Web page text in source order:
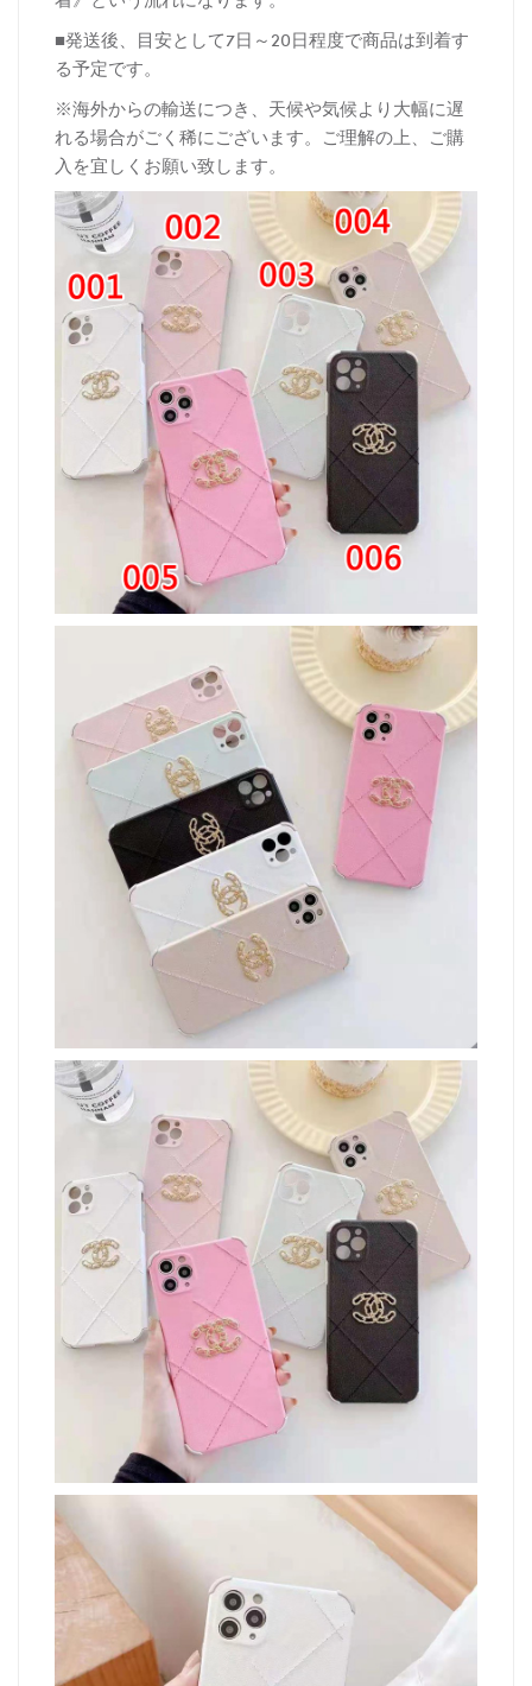
■発送後、目安として7日～20日程度で商品は到着す
る予定です。
※海外からの輸送につき、天候や気候より大幅に遅
れる場合がごく稀にございます。ご理解の上、ご購
入を宜しくお願い致します。